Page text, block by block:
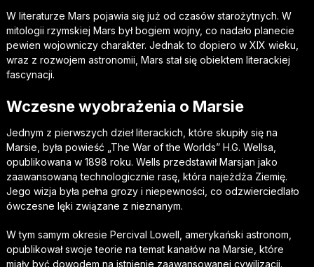
W literaturze Mars pojawia się już od czasów starożytnych. W
mitologii rzymskiej Mars był bogiem wojny, co nadało planecie
pewien wojowniczy charakter. Jednak to dopiero w XIX wieku,
wraz z rozwojem astronomii, Mars stał się obiektem literackiej
fascynacji.
Wczesne wyobrażenia o Marsie
Jednym z pierwszych dzieł literackich, które skupiły się na
Marsie, była powieść „The War of the Worlds” H.G. Wellsa,
opublikowana w 1898 roku. Wells przedstawił Marsjan jako
zaawansowaną technologicznie rasę, która najeżdża Ziemię.
Jego wizja była pełna grozy i niepewności, co odzwierciedlało
ówczesne lęki związane z nieznanym.
W tym samym okresie Percival Lowell, amerykański astronom,
opublikował swoje teorie na temat kanałów na Marsie, które
miały być dowodem na istnienie zaawansowanej cywilizacji.